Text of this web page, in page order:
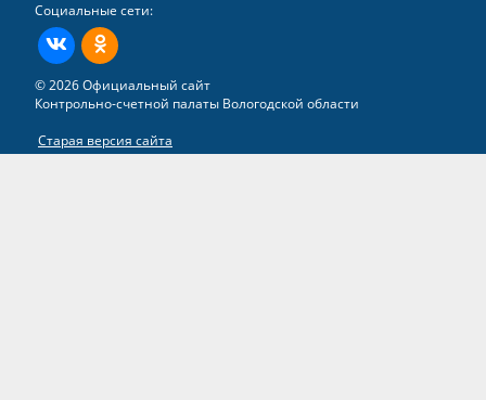
Социальные сети:
ВКонтактеОдноклассники
© 2026 Официальный сайт
Контрольно-счетной палаты Вологодской области
Старая версия сайта